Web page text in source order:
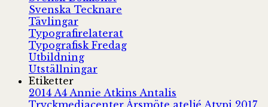
Svenska Tecknare
Tävlingar
Typografirelaterat
Typografisk Fredag
Utbildning
Utställningar
Etiketter
2014 A4 Annie Atkins Antalis
Tryckmediacenter Årsmöte ateljé Atypi 2017